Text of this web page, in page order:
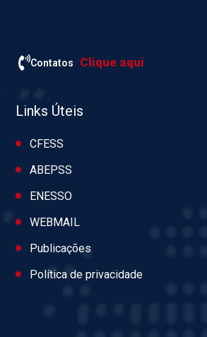
Contatos Clique aqui
Links Úteis
CFESS
ABEPSS
ENESSO
WEBMAIL
Publicações
Política de privacidade